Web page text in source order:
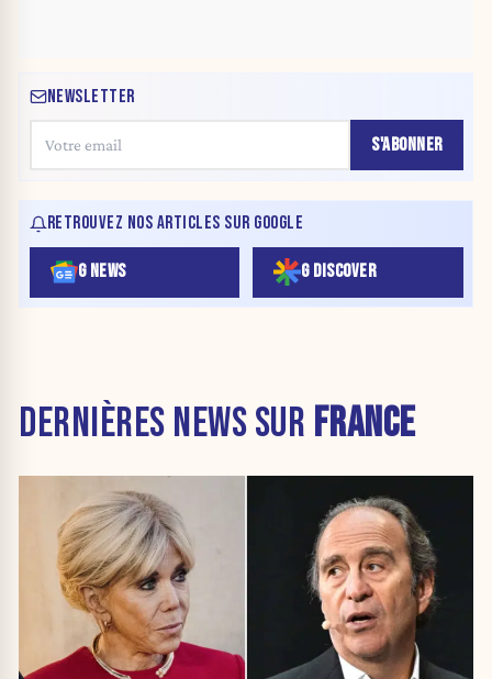
NEWSLETTER
S'ABONNER
RETROUVEZ NOS ARTICLES SUR GOOGLE
G NEWS G DISCOVER
DERNIÈRES NEWS SUR FRANCE